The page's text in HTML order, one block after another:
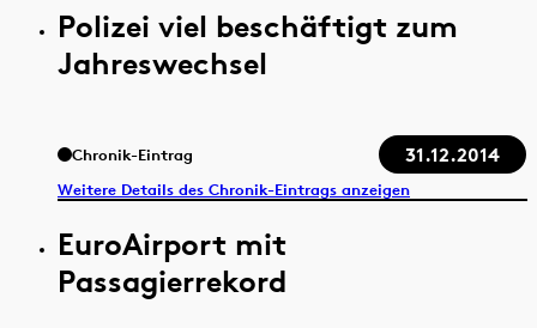
Polizei viel beschäftigt zum
Jahreswechsel
Chronik-Eintrag 31.12.2014
Weitere Details des Chronik-Eintrags anzeigen
EuroAirport mit
Passagierrekord